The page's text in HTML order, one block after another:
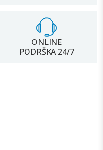
ONLINE
PODRŠKA 24/7